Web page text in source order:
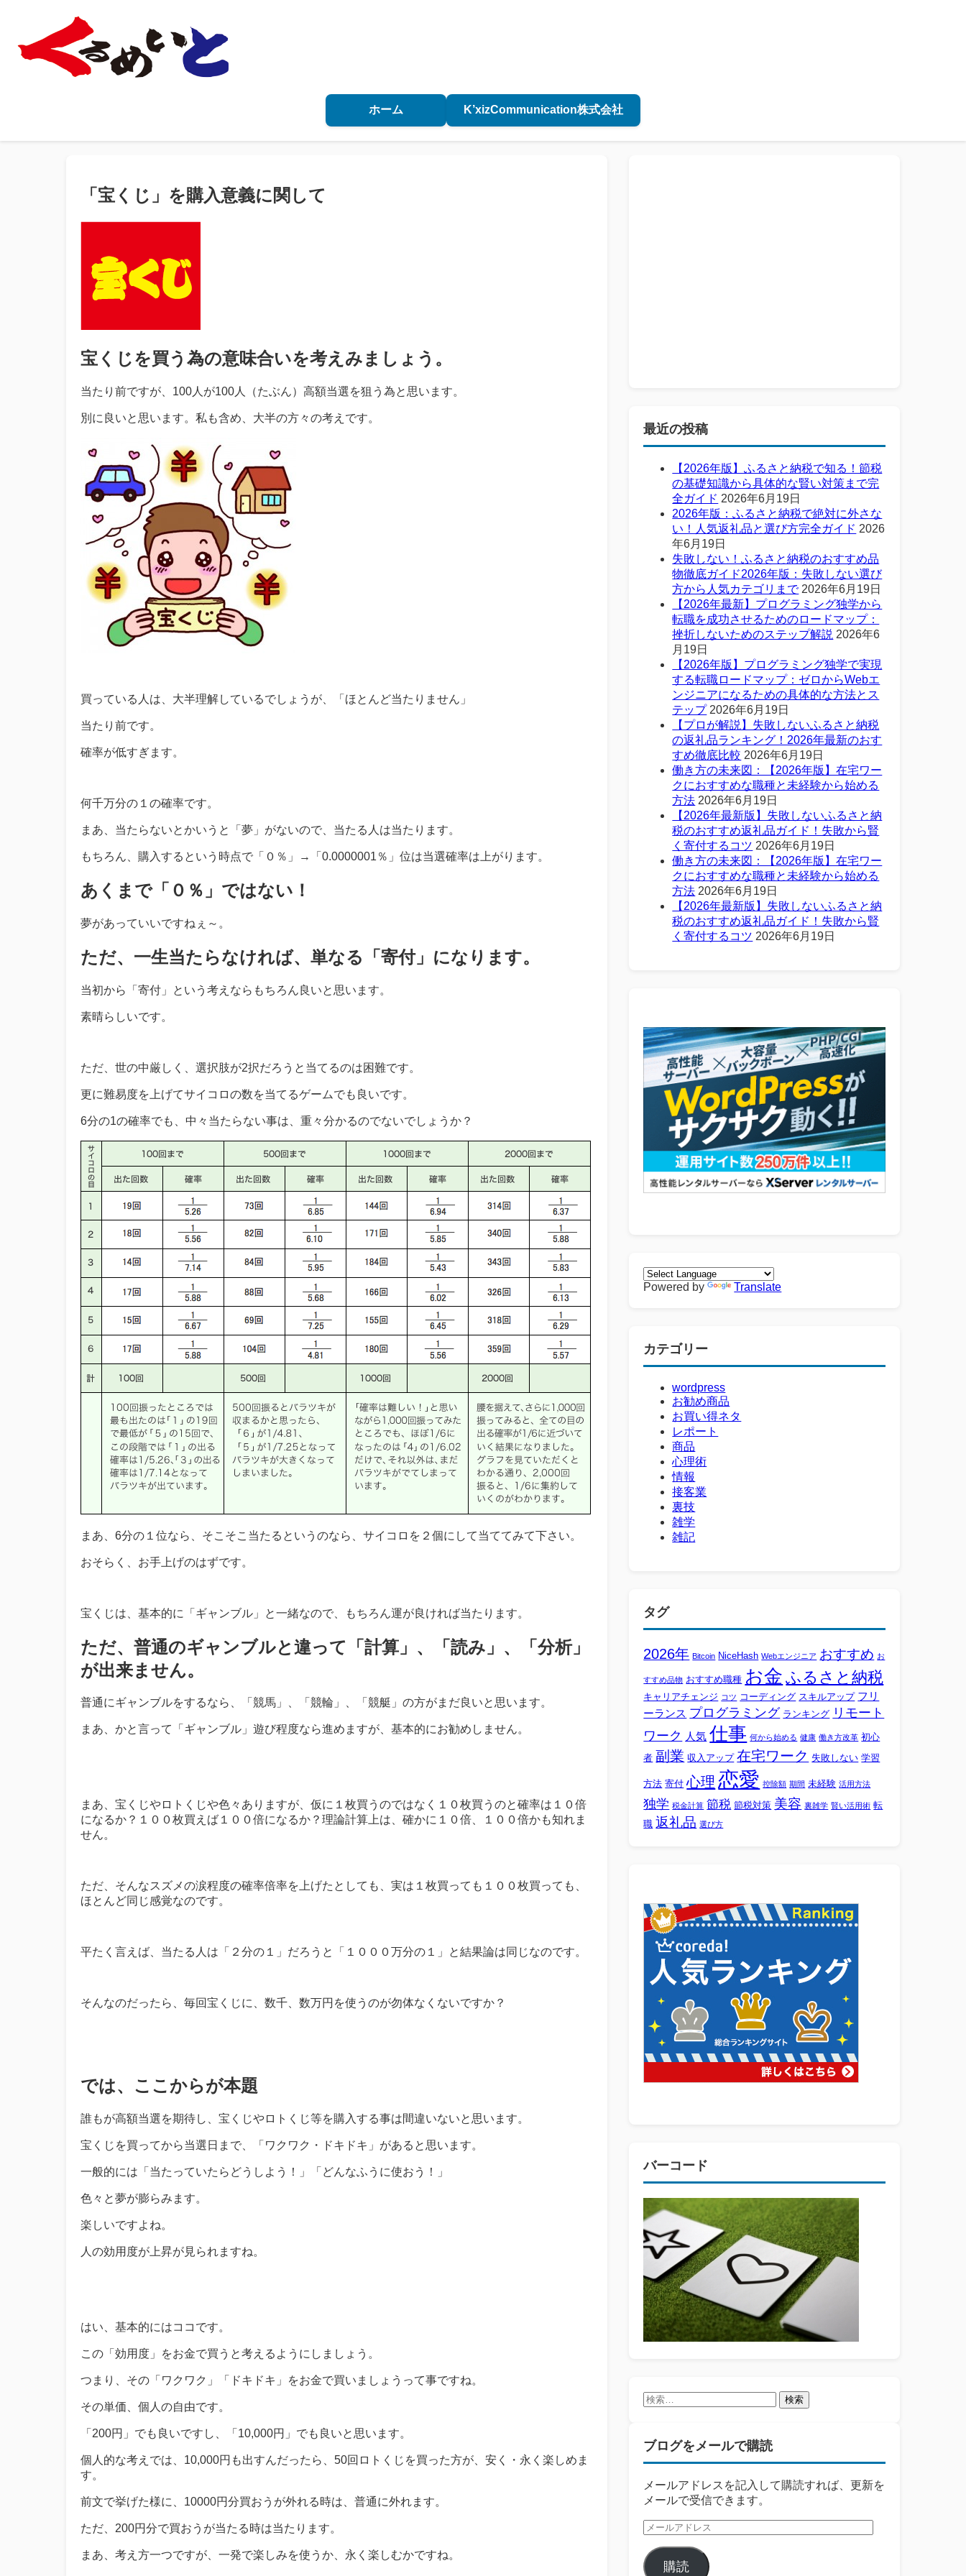
ホーム K’xizCommunication株式会社
「宝くじ」を購入意義に関して
宝くじを買う為の意味合いを考えみましょう。
当たり前ですが、100人が100人（たぶん）高額当選を狙う為と思います。
別に良いと思います。私も含め、大半の方々の考えです。
買っている人は、大半理解しているでしょうが、「ほとんど当たりません」
当たり前です。
確率が低すぎます。
何千万分の１の確率です。
まあ、当たらないとかいうと「夢」がないので、当たる人は当たります。
もちろん、購入するという時点で「０％」→「0.0000001％」位は当選確率は上がります。
あくまで「０％」ではない！
夢があっていいですねぇ～。
ただ、一生当たらなければ、単なる「寄付」になります。
当初から「寄付」という考えならもちろん良いと思います。
素晴らしいです。
ただ、世の中厳しく、選択肢が2択だろうと当てるのは困難です。
更に難易度を上げてサイコロの数を当てるゲームでも良いです。
6分の1の確率でも、中々当たらない事は、重々分かるのでないでしょうか？
まあ、6分の１位なら、そこそこ当たるというのなら、サイコロを２個にして当ててみて下さい。
おそらく、お手上げのはずです。
宝くじは、基本的に「ギャンブル」と一緒なので、もちろん運が良ければ当たります。
ただ、普通のギャンブルと違って「計算」、「読み」、「分析」
が出来ません。
普通にギャンブルをするなら、「競馬」、「競輪」、「競艇」の方がまだ良いと思います。
まあ、かと言って「ギャンブル」遊び程度なら進めますが、基本的にお勧めしません。
まあ、宝くじやロトくじや色々ありますが、仮に１枚買うのではなく１０枚買うのと確率は１０倍
になるか？１００枚買えば１００倍になるか？理論計算上は、確かに１０倍、１００倍かも知れま
せん。
ただ、そんなスズメの涙程度の確率倍率を上げたとしても、実は１枚買っても１００枚買っても、
ほとんど同じ感覚なのです。
平たく言えば、当たる人は「２分の１」だろうと「１０００万分の１」と結果論は同じなのです。
そんなのだったら、毎回宝くじに、数千、数万円を使うのが勿体なくないですか？
では、ここからが本題
誰もが高額当選を期待し、宝くじやロトくじ等を購入する事は間違いないと思います。
宝くじを買ってから当選日まで、「ワクワク・ドキドキ」があると思います。
一般的には「当たっていたらどうしよう！」「どんなふうに使おう！」
色々と夢が膨らみます。
楽しいですよね。
人の効用度が上昇が見られますね。
はい、基本的にはココです。
この「効用度」をお金で買うと考えるようにしましょう。
つまり、その「ワクワク」「ドキドキ」をお金で買いましょうって事ですね。
その単価、個人の自由です。
「200円」でも良いですし、「10,000円」でも良いと思います。
個人的な考えでは、10,000円も出すんだったら、50回ロトくじを買った方が、安く・永く楽しめま
す。
前文で挙げた様に、10000円分買おうが外れる時は、普通に外れます。
ただ、200円分で買おうが当たる時は当たります。
まあ、考え方一つですが、一発で楽しみを使うか、永く楽しむかですね。
最近の投稿
【2026年版】ふるさと納税で知る！節税
の基礎知識から具体的な賢い対策まで完
全ガイド 2026年6月19日
2026年版：ふるさと納税で絶対に外さな
い！人気返礼品と選び方完全ガイド 2026
年6月19日
失敗しない！ふるさと納税のおすすめ品
物徹底ガイド2026年版：失敗しない選び
方から人気カテゴリまで 2026年6月19日
【2026年最新】プログラミング独学から
転職を成功させるためのロードマップ：
挫折しないためのステップ解説 2026年6
月19日
【2026年版】プログラミング独学で実現
する転職ロードマップ：ゼロからWebエ
ンジニアになるための具体的な方法とス
テップ 2026年6月19日
【プロが解説】失敗しないふるさと納税
の返礼品ランキング！2026年最新のおす
すめ徹底比較 2026年6月19日
働き方の未来図：【2026年版】在宅ワー
クにおすすめな職種と未経験から始める
方法 2026年6月19日
【2026年最新版】失敗しないふるさと納
税のおすすめ返礼品ガイド！失敗から賢
く寄付するコツ 2026年6月19日
働き方の未来図：【2026年版】在宅ワー
クにおすすめな職種と未経験から始める
方法 2026年6月19日
【2026年最新版】失敗しないふるさと納
税のおすすめ返礼品ガイド！失敗から賢
く寄付するコツ 2026年6月19日
Powered by Translate
カテゴリー
wordpress
お勧め商品
お買い得ネタ
レポート
商品
心理術
情報
接客業
裏技
雑学
雑記
タグ
2026年 Bitcoin NiceHash Webエンジニア おすすめ お
すすめ品物 おすすめ職種 お金 ふるさと納税
キャリアチェンジ コツ コーディング スキルアップ フリ
ーランス プログラミング ランキング リモート
ワーク 人気 仕事 何から始める 健康 働き方改革 初心
者 副業 収入アップ 在宅ワーク 失敗しない 学習
方法 寄付 心理 恋愛 控除額 期間 未経験 活用方法
独学 税金計算 節税 節税対策 美容 裏雑学 賢い活用術 転
職 返礼品 選び方
バーコード
検
ブログをメールで購読
メールアドレスを記入して購読すれば、更新を
メールで受信できます。
メ
ル
ア
購読